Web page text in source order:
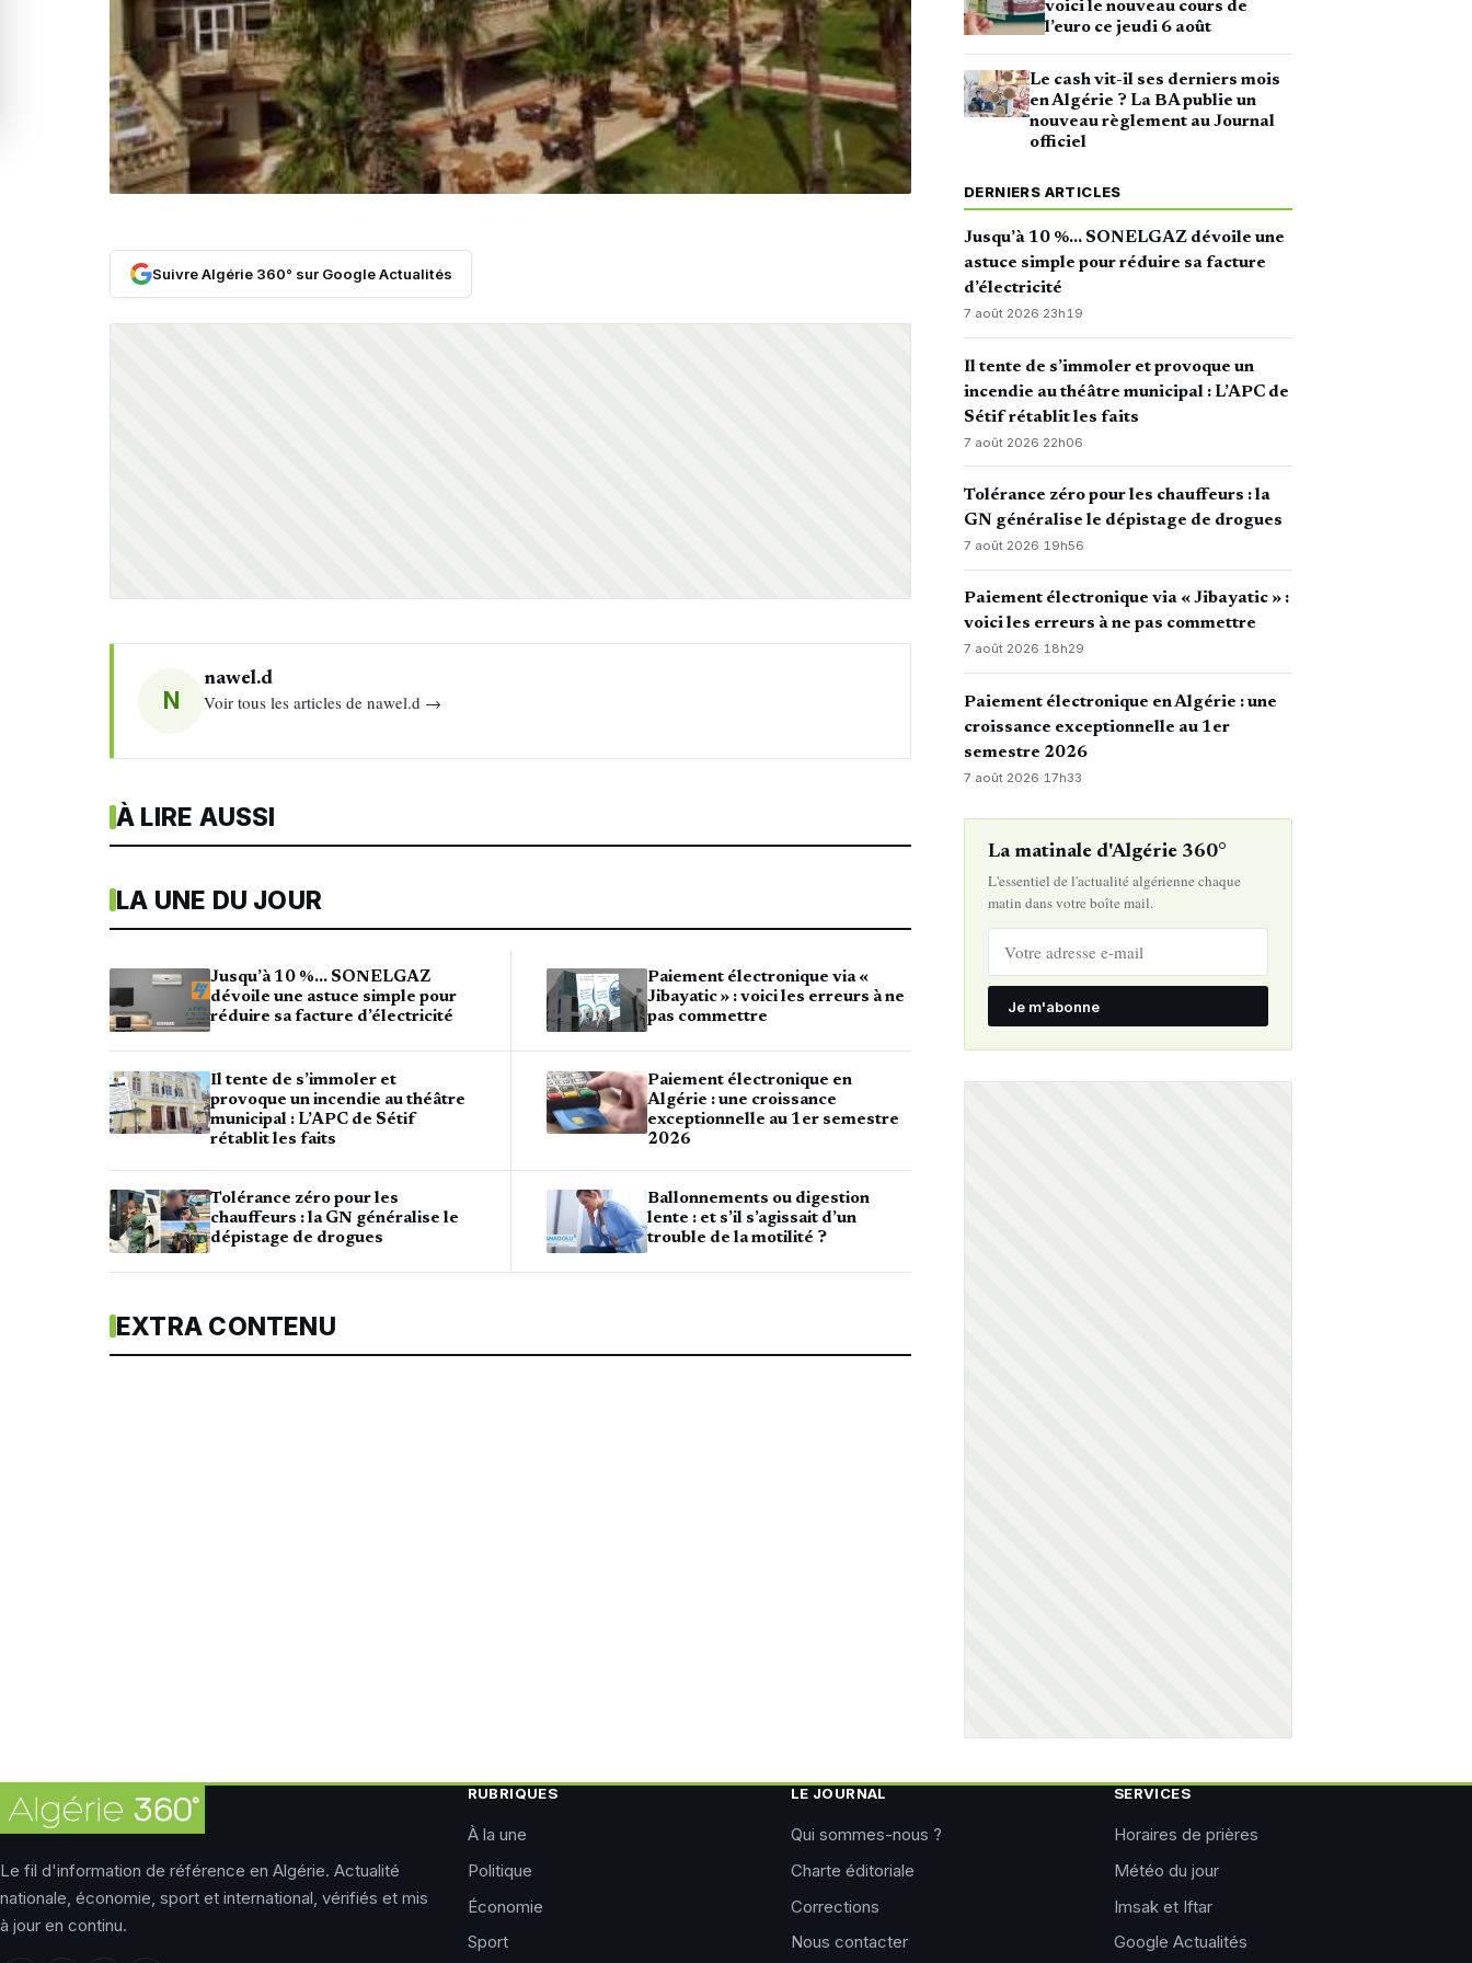
Suivre Algérie 360° sur Google Actualités
N
nawel.d
Voir tous les articles de nawel.d →
À LIRE AUSSI
LA UNE DU JOUR
Jusqu’à 10 %… SONELGAZ
dévoile une astuce simple pour
réduire sa facture d’électricité
Il tente de s’immoler et
provoque un incendie au théâtre
municipal : L’APC de Sétif
rétablit les faits
Tolérance zéro pour les
chauffeurs : la GN généralise le
dépistage de drogues
Paiement électronique via «
Jibayatic » : voici les erreurs à ne
pas commettre
Paiement électronique en
Algérie : une croissance
exceptionnelle au 1er semestre
2026
Ballonnements ou digestion
lente : et s’il s’agissait d’un
trouble de la motilité ?
EXTRA CONTENU
voici le nouveau cours de
l’euro ce jeudi 6 août
Le cash vit-il ses derniers mois
en Algérie ? La BA publie un
nouveau règlement au Journal
officiel
DERNIERS ARTICLES
Jusqu’à 10 %… SONELGAZ dévoile une
astuce simple pour réduire sa facture
d’électricité
7 août 2026·23h19
Il tente de s’immoler et provoque un
incendie au théâtre municipal : L’APC de
Sétif rétablit les faits
7 août 2026·22h06
Tolérance zéro pour les chauffeurs : la
GN généralise le dépistage de drogues
7 août 2026·19h56
Paiement électronique via « Jibayatic » :
voici les erreurs à ne pas commettre
7 août 2026·18h29
Paiement électronique en Algérie : une
croissance exceptionnelle au 1er
semestre 2026
7 août 2026· 17h33
La matinale d'Algérie 360°
L'essentiel de l'actualité algérienne chaque
matin dans votre boîte mail.
Je m'abonne
Le fil d'information de référence en Algérie. Actualité
nationale, économie, sport et international, vérifiés et mis
à jour en continu.
RUBRIQUES
À la une
Politique
Économie
Sport
LE JOURNAL
Qui sommes-nous ?
Charte éditoriale
Corrections
Nous contacter
SERVICES
Horaires de prières
Météo du jour
Imsak et Iftar
Google Actualités